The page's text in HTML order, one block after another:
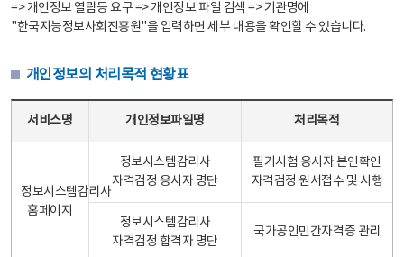
=> 개인정보 열람등 요구 => 개인정보 파일 검색 => 기관명에
"한국지능정보사회진흥원"을 입력하면 세부 내용을 확인할 수 있습니다.
개인정보의 처리목적 현황표
서비스명 개인정보파일명 처리목적
정보시스템감리사
홈페이지
정보시스템감리사
자격검정 응시자 명단
필기시험 응시자 본인확인
자격검정 원서접수 및 시행
정보시스템감리사
자격검정 합격자 명단
국가공인민간자격증 관리